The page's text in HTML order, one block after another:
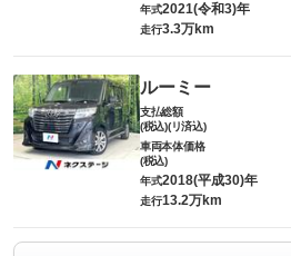
年式2021(令和3)年
走行3.3万km
ルーミー
支払総額
(税込)(リ済込)
車両本体価格
(税込)
年式2018(平成30)年
走行13.2万km